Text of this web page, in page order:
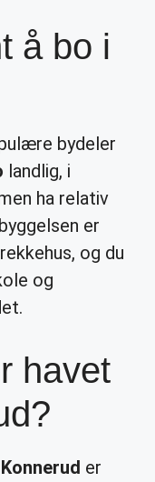
å bo i
bydeler
landlig, i
ha relativ
er
og du
og
havet
Konnerud er